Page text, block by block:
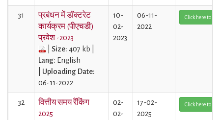
31
प्रबंधन में डॉक्टरेट
कार्यक्रम (पीएचडी)
प्रवेश -2023
Size: 407 kb |
Lang: English
Uploading Date:
06-11-2022
10-
02-
2023
06-11-
2022
Click here to
32
वित्तीय समय रैंकिंग
2025
02-
02-
17-02-
2025
Click here to